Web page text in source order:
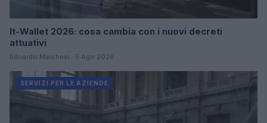
It-Wallet 2026: cosa cambia con i nuovi decreti
attuativi
Edoardo Marchesi · 5 Ago 2026
SERVIZI PER LE AZIENDE